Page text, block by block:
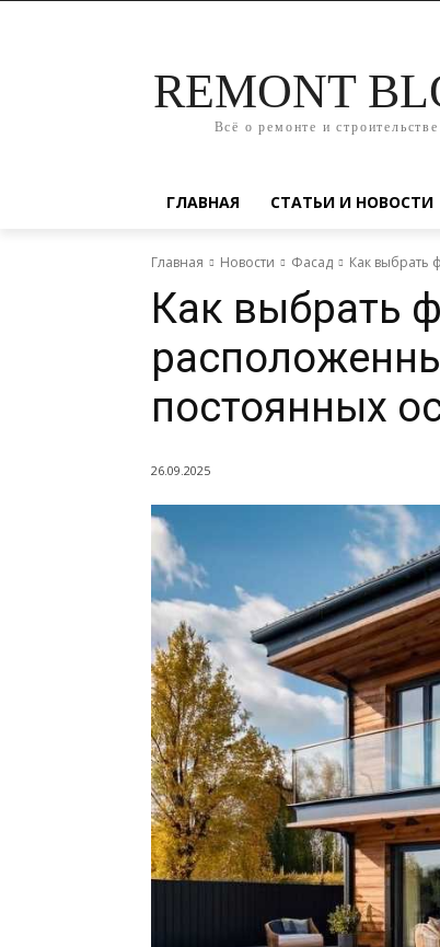
REMONT
Всё о ремонте и строительстве
ГЛАВНАЯ СТАТЬИ И НОВОСТИ
Главная Новости Фасад Как выбрать
Как выбрать
постоянных
26.09.2025